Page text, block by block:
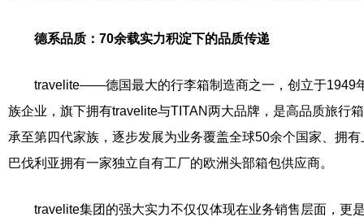
德系品质 ：70余载实力积淀下的品质传递
travelite——德国最大的行李箱制造商之一，创立于1949
族企业，旗下拥有travelite与TITAN两大品牌，是高品质旅行
承至第四代家族，逐步发展为业务覆盖全球50余个国家、拥
巴伐利亚拥有一家独立自有工厂的欧洲头部箱包供应商。
travelite集团的强大实力不仅仅体现在业务销售层面，更